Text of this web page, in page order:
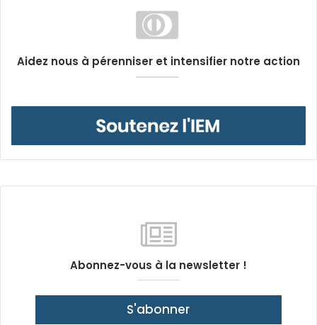
Aidez nous à pérenniser et intensifier notre action
Abonnez-vous à la newsletter !
S'abonner